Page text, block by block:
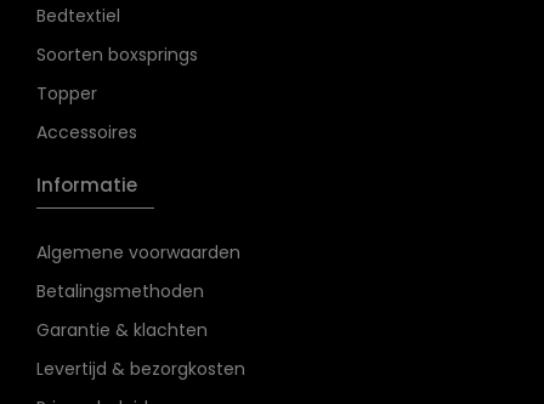
Bedtextiel
Soorten boxsprings
Topper
Accessoires
Informatie
Algemene voorwaarden
Betalingsmethoden
Garantie & klachten
Levertijd & bezorgkosten